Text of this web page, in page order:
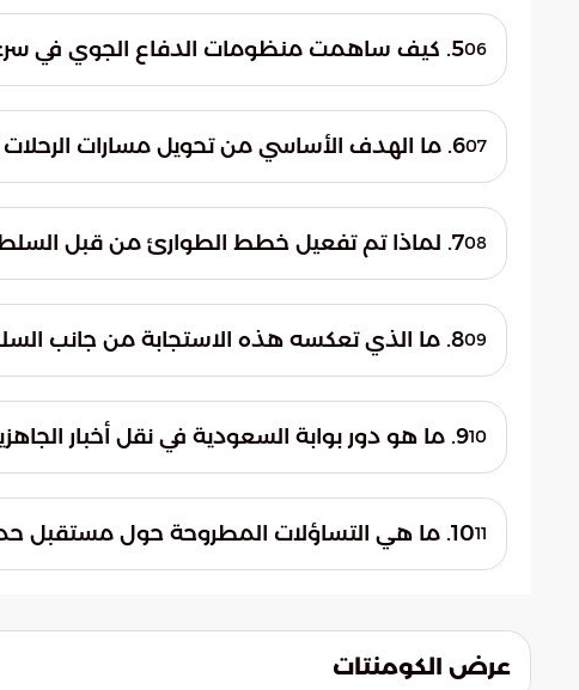
كخطوة استباقية لضمان أمن أطقم الطائرات065. كيف ساهمت منظومات الدفاع الجوي في سرعة استئناف حركة الطيران؟
والصواريخ في المنطقة. هذا النجاح في تحييد
الأجواء بسرعة واتخاذ قرار عودة الرحلات.
076. ما الهدف الأساسي من تحويل مسارات الرحلات الجوية؟
من خلال ذلك إلى توفير أقصى درجات الحماية
لأي احتكاكات أو مخاطر عسكرية.
087. لماذا تم تفعيل خطط الطوارئ من قبل السلطات المختصة؟
الخطط إلى حماية المسارات الجوية والركاب من
في المرافق الحيوية تحت ظروف الأزمات.
098. ما الذي تعكسه هذه الاستجابة من جانب السلطات الكويتية؟
الحيوية رغم التحديات الإقليمية. كما تظهر
السيادة الوطنية وسلامة الأفراد.
109. ما هو دور بوابة السعودية في نقل أخبار الجاهزية الدفاعية؟
للتهديدات. ساهمت هذه المعلومات في دعم
انتظام الرحلات الجوية في الكويت.
1110. ما هي التساؤلات المطروحة حول مستقبل حماية المجالات الجوية؟
تواجهها دول المنطقة.
عرض الكومنتات